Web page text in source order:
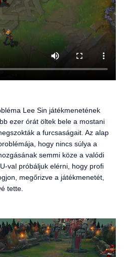
Lee Sin játékmenetének
ezer órát öltek bele a mostani
a furcsaságait. Az alap
hogy nincs súlya a
semmi köze a valódi
val próbáljuk elérni, hogy profi
megőrizve a játékmenetét,
tette.